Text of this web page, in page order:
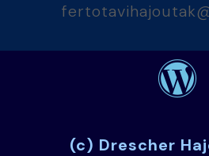
(c) Drescher